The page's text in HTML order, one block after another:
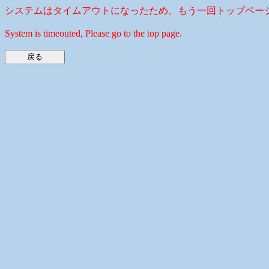
システムはタイムアウトになったため、もう一回トップペー
System is timeouted, Please go to the top page.